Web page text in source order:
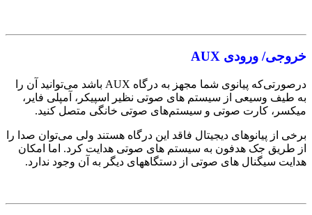
خروجی/ ورودی AUX
درصورتی‌که پیانوی‌ شما مجهز به درگاه‌ AUX باشد می‌توانید آن را
به طیف وسیعی از سیستم های صوتی نظیر اسپیکر، آمپلی فایر،
میکسر، کارت صوتی و سیستم‌های صوتی خانگی متصل کنید.
برخی از پیانوهای دیجیتال فاقد این درگاه هستند ولی می‌توان صدا را
از طریق جک هدفون به سیستم های صوتی هدایت کرد. اما امکان
هدایت سیگنال های صوتی از دستگاههای دیگر به آن وجود ندارد.